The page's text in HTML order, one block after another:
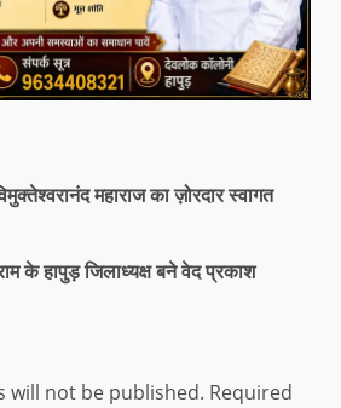
महाराज का ज़ोरदार स्वागत
के हापुड़ जिलाध्यक्ष बने वेद प्रकाश
will not be published. Required